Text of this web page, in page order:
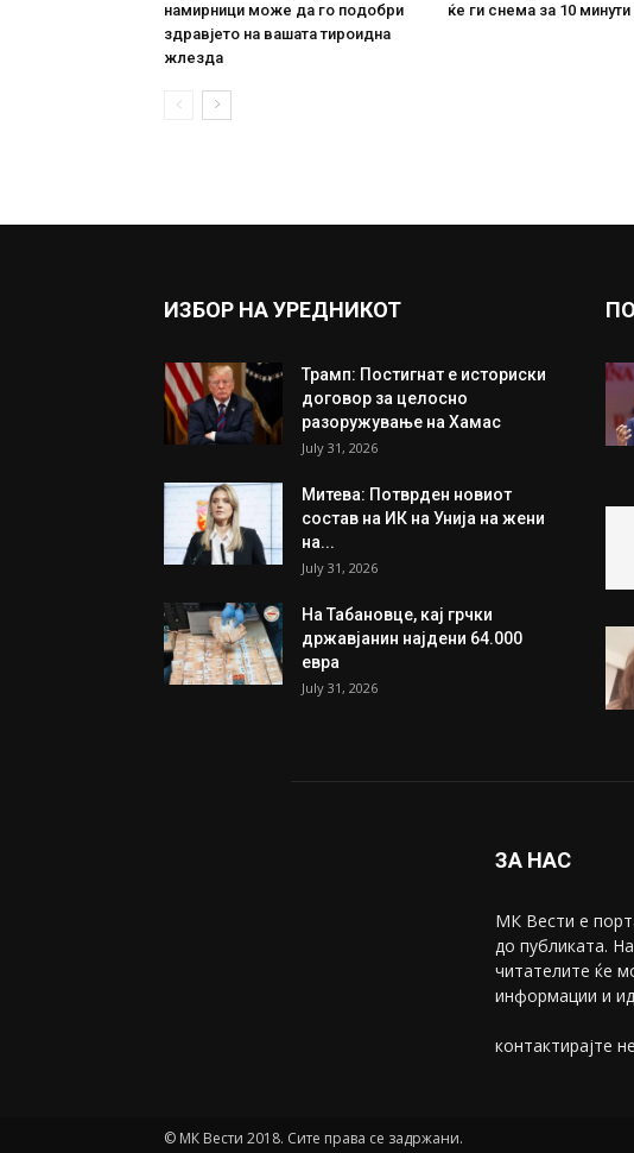
намирници може да го подобри
здравјето на вашата тироидна
жлезда
ќе ги снема за 10 минути
ИЗБОР НА УРЕДНИКОТ
Трамп: Постигнат е историски
договор за целосно
разоружување на Хамас
July 31, 2026
Митева: Потврден новиот
состав на ИК на Унија на жени
на...
July 31, 2026
На Табановце, кај грчки
државјанин најдени 64.000
евра
July 31, 2026
ЗА НАС
МК Вести е
до публиката.
читателите ќе
информации и
контактирајте
© МК Вести 2018. Сите права се задржани.